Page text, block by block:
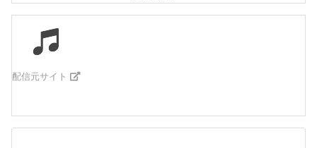
配信元サイト